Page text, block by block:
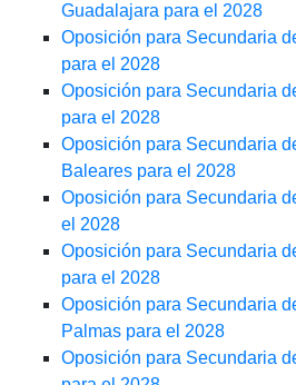
Guadalajara para el 2028
Oposición para Secundaria
para el 2028
Oposición para Secundaria
para el 2028
Oposición para Secundaria
Baleares para el 2028
Oposición para Secundaria
el 2028
Oposición para Secundaria
para el 2028
Oposición para Secundaria
Palmas para el 2028
Oposición para Secundaria